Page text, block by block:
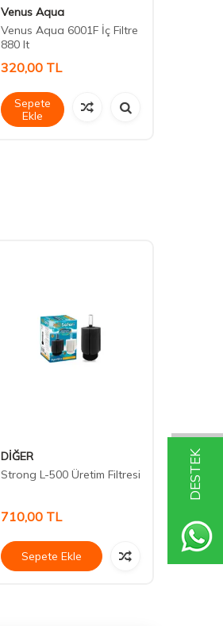
DESTEK
Venus Aqua
Venus Aqua 6001F İç Filtre
880 lt
320,00 TL
Sepete
Ekle
DİĞER
Strong L-500 Üretim Filtresi
710,00 TL
Sepete Ekle
Filtre